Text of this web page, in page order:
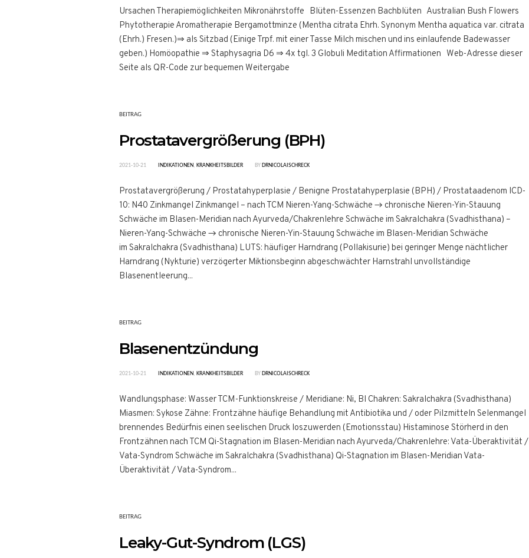
Ursachen Therapiemöglichkeiten Mikronährstoffe Blüten-Essenzen Bachblüten Australian Bush Flowers
Phytotherapie Aromatherapie Bergamottminze (Mentha citrata Ehrh. Synonym Mentha aquatica var. citrata
(Ehrh.) Fresen.)⇒ als Sitzbad (Einige Trpf. mit einer Tasse Milch mischen und ins einlaufende Badewasser
geben.) Homöopathie ⇒ Staphysagria D6 ⇒ 4x tgl. 3 Globuli Meditation Affirmationen Web-Adresse dieser
Seite als QR-Code zur bequemen Weitergabe
BEITRAG
Prostatavergrößerung (BPH)
2021-10-21 INDIKATIONEN, KRANKHEITSBILDER BY DRNICOLAISCHRECK
Prostatavergrößerung / Prostatahyperplasie / Benigne Prostatahyperplasie (BPH) / Prostataadenom ICD-
10: N40 Zinkmangel Zinkmangel – nach TCM Nieren-Yang-Schwäche → chronische Nieren-Yin-Stauung
Schwäche im Blasen-Meridian nach Ayurveda/Chakrenlehre Schwäche im Sakralchakra (Svadhisthana) –
Nieren-Yang-Schwäche → chronische Nieren-Yin-Stauung Schwäche im Blasen-Meridian Schwäche
im Sakralchakra (Svadhisthana) LUTS: häufiger Harndrang (Pollakisurie) bei geringer Menge nächtlicher
Harndrang (Nykturie) verzögerter Miktionsbeginn abgeschwächter Harnstrahl unvollständige
Blasenentleerung...
BEITRAG
Blasenentzündung
2021-10-21 INDIKATIONEN, KRANKHEITSBILDER BY DRNICOLAISCHRECK
Wandlungsphase: Wasser TCM-Funktionskreise / Meridiane: Ni, Bl Chakren: Sakralchakra (Svadhisthana)
Miasmen: Sykose Zähne: Frontzähne häufige Behandlung mit Antibiotika und / oder Pilzmitteln Selenmangel
brennendes Bedürfnis einen seelischen Druck loszuwerden (Emotionsstau) Histaminose Störherd in den
Frontzähnen nach TCM Qi-Stagnation im Blasen-Meridian nach Ayurveda/Chakrenlehre: Vata-Überaktivität /
Vata-Syndrom Schwäche im Sakralchakra (Svadhisthana) Qi-Stagnation im Blasen-Meridian Vata-
Überaktivität / Vata-Syndrom...
BEITRAG
Leaky-Gut-Syndrom (LGS)